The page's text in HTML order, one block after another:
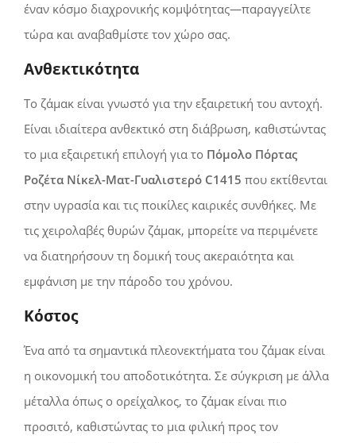
έναν κόσμο διαχρονικής κομψότητας—παραγγείλτε
τώρα και αναβαθμίστε τον χώρο σας.
Ανθεκτικότητα
Το ζάμακ είναι γνωστό για την εξαιρετική του αντοχή.
Είναι ιδιαίτερα ανθεκτικό στη διάβρωση, καθιστώντας
το μια εξαιρετική επιλογή για το Πόμολο Πόρτας
Ροζέτα Νίκελ-Ματ-Γυαλιστερό C1415 που εκτίθενται
στην υγρασία και τις ποικίλες καιρικές συνθήκες. Με
τις χειρολαβές θυρών ζάμακ, μπορείτε να περιμένετε
να διατηρήσουν τη δομική τους ακεραιότητα και
εμφάνιση με την πάροδο του χρόνου.
Κόστος
Ένα από τα σημαντικά πλεονεκτήματα του ζάμακ είναι
η οικονομική του αποδοτικότητα. Σε σύγκριση με άλλα
μέταλλα όπως ο ορείχαλκος, το ζάμακ είναι πιο
προσιτό, καθιστώντας το μια φιλική προς τον